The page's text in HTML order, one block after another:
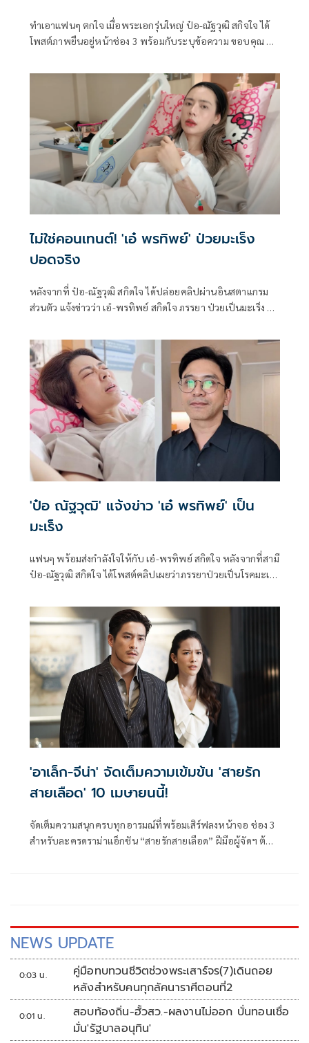
ทำเอาแฟนๆ ตกใจ เมื่อพระเอกรุ่นใหญ่ ป๋อ-ณัฐวุฒิ สกิจใจ ได้
โพสต์ภาพยืนอยู่หน้าช่อง 3 พร้อมกับระบุข้อความ ขอบคุณ 15
สัญญากับช่องหรือเปล่า
ไม่ใช่คอนเทนต์! 'เอ๋ พรทิพย์' ป่วยมะเร็ง
ปอดจริง
หลังจากที่ ป๋อ-ณัฐวุฒิ สกิดใจ ได้ปล่อยคลิปผ่านอินสตาแกรม
ส่วนตัว แจ้งข่าวว่า เอ๋-พรทิพย์ สกิดใจ ภรรยา ป่วยเป็นมะเร็ง ซึ่ง
กับ เอ๋ พรทิพย์ และครอบครัว ให้ผ่านเหตุการณ์นี้ไปให้ได้ แต่ก็
มีอีกบางส่วนที่คิดว่าเป็นแค่การทำคอนเทนต์หรือเปล่า ซึ่งเวลา
ต่อมา หนุ่ม-กรรชัย กำเนิดพลอย ที่มีความสนิทกับทั้ง เอ๋และป๋อ
ได้พูดผ่านรายการหนึ่งว่า เอ๋ พรทิพย์ ป่วยด้วยโรคมะเร็งที่ปอด
จริง ไม่ได้ทำคอนเทนต์ แต่รายละเอียดรอให้ทาง ป๋อ ณัฐวุฒิ
ออกมาพูดดีกว่า
'ป๋อ ณัฐวุฒิ' แจ้งข่าว 'เอ๋ พรทิพย์' เป็น
มะเร็ง
แฟนๆ พร้อมส่งกำลังใจให้กับ เอ๋-พรทิพย์ สกิดใจ หลังจากที่สามี
ป๋อ-ณัฐวุฒิ สกิดใจ ได้โพสต์คลิปเผยว่าภรรยาป่วยเป็นโรคมะเร็ง
ต่อไป นอกจากนี้ในคลิปยังได้เห็นภาพ เอ๋ พรทิพย์ ที่ร้อง
โอดโอยด้วยความเจ็บปวดอีกด้วย
'อาเล็ก-จีน่า' จัดเต็มความเข้มข้น 'สายรัก
สายเลือด' 10 เมษายนนี้!
จัดเต็มความสนุกครบทุกอารมณ์ที่พร้อมเสิร์ฟลงหน้าจอ ช่อง 3
สำหรับละครดราม่าแอ็กชัน “สายรักสายเลือด” ฝีมือผู้จัดฯ ต้น-
NEWS UPDATE
0:03 น.
คู่มือทบทวนชีวิตช่วงพระเสาร์จร(7)เดินถอย
หลังสำหรับคนทุกลัคนาราศีตอนที่2
0:01 น.
สอบท้องถิ่น-ฮั้วสว.-ผลงานไม่ออก บั่นทอนเชื่อ
มั่น'รัฐบาลอนุทิน'